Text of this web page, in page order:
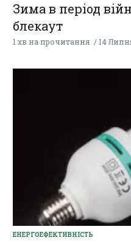
Зима в період
блекаут
1 хв на прочитання 14
ЕНЕРГОЕФЕКТИВНІСТЬ